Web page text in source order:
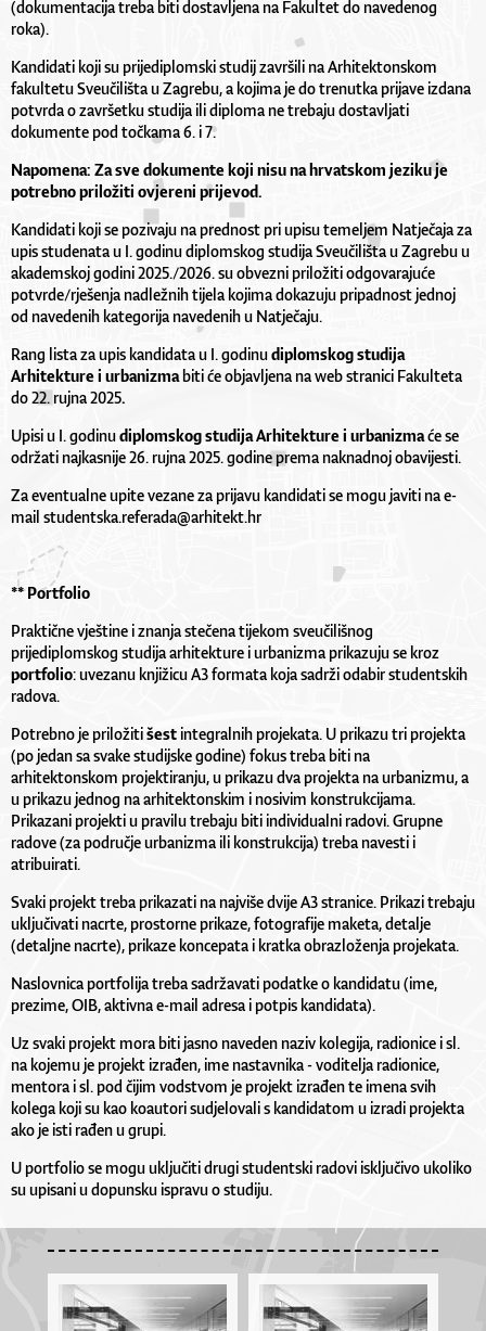
(dokumentacija treba biti dostavljena na Fakultet do navedenog
roka).
Kandidati koji su prijediplomski studij završili na Arhitektonskom
fakultetu Sveučilišta u Zagrebu, a kojima je do trenutka prijave izdana
potvrda o završetku studija ili diploma ne trebaju dostavljati
dokumente pod točkama 6. i 7.
Napomena: Za sve dokumente koji nisu na hrvatskom jeziku je
potrebno priložiti ovjereni prijevod.
Kandidati koji se pozivaju na prednost pri upisu temeljem Natječaja za
upis studenata u I. godinu diplomskog studija Sveučilišta u Zagrebu u
akademskoj godini 2025./2026. su obvezni priložiti odgovarajuće
potvrde/rješenja nadležnih tijela kojima dokazuju pripadnost jednoj
od navedenih kategorija navedenih u Natječaju.
Rang lista za upis kandidata u I. godinudiplomskog studija
Arhitekture i urbanizmabiti će objavljena na web stranici Fakulteta
do 22. rujna 2025.
Upisi u I. godinudiplomskog studija Arhitekture i urbanizmaće se
održati najkasnije 26. rujna 2025. godine prema naknadnoj obavijesti.
Za eventualne upite vezane za prijavu kandidati se mogu javiti na e-
mail studentska.referada@arhitekt.hr
** Portfolio
Praktične vještine i znanja stečena tijekom sveučilišnog
prijediplomskog studija arhitekture i urbanizma prikazuju se kroz
portfolio: uvezanu knjižicu A3 formata koja sadrži odabir studentskih
radova.
Potrebno je priložitišest integralnih projekata. U prikazu tri projekta
(po jedan sa svake studijske godine) fokus treba biti na
arhitektonskom projektiranju, u prikazu dva projekta na urbanizmu, a
u prikazu jednog na arhitektonskim i nosivim konstrukcijama.
Prikazani projekti u pravilu trebaju biti individualni radovi. Grupne
radove (za područje urbanizma ili konstrukcija) treba navesti i
atribuirati.
Svaki projekt treba prikazati na najviše dvije A3 stranice. Prikazi trebaju
uključivati nacrte, prostorne prikaze, fotografije maketa, detalje
(detaljne nacrte), prikaze koncepata i kratka obrazloženja projekata.
Naslovnica portfolija treba sadržavati podatke o kandidatu (ime,
prezime, OIB, aktivna e-mail adresa i potpis kandidata).
Uz svaki projekt mora biti jasno naveden naziv kolegija, radionice i sl.
na kojemu je projekt izrađen, ime nastavnika - voditelja radionice,
mentora i sl. pod čijim vodstvom je projekt izrađen te imena svih
kolega koji su kao koautori sudjelovali s kandidatom u izradi projekta
ako je isti rađen u grupi.
U portfolio se mogu uključiti drugi studentski radovi isključivo ukoliko
su upisani u dopunsku ispravu o studiju.